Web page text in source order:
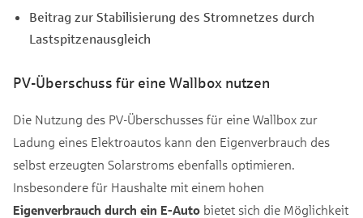
Beitrag zur Stabilisierung des Stromnetzes durch
Lastspitzenausgleich
PV-Überschuss für eine Wallbox nutzen
Die Nutzung des PV-Überschusses für eine Wallbox zur
Ladung eines Elektroautos kann den Eigenverbrauch des
selbst erzeugten Solarstroms ebenfalls optimieren.
Insbesondere für Haushalte mit einem hohen
Eigenverbrauch durch ein E-Auto bietet sich die Möglichkeit